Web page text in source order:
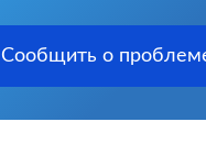
Сообщить о